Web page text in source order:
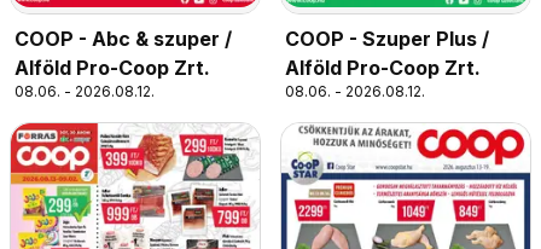
COOP - Abc & szuper /
Alföld Pro-Coop Zrt.
08.06. - 2026.08.12.
COOP - Szuper Plus /
Alföld Pro-Coop Zrt.
08.06. - 2026.08.12.